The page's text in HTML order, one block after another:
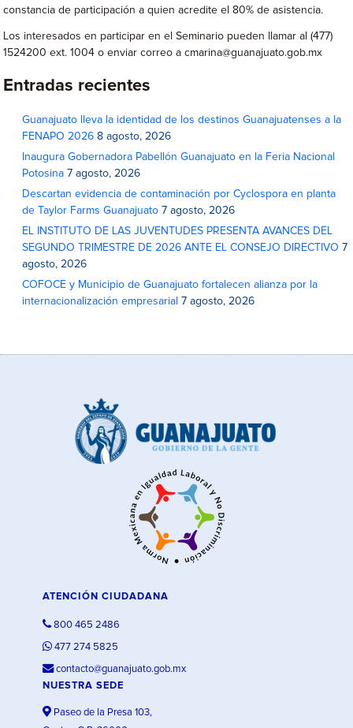
constancia de participación a quien acredite el 80% de asistencia.
Los interesados en participar en el Seminario pueden llamar al (477)
1524200 ext. 1004 o enviar correo a cmarina@guanajuato.gob.mx
Entradas recientes
Guanajuato lleva la identidad de los destinos Guanajuatenses a la
FENAPO 2026 8 agosto, 2026
Inaugura Gobernadora Pabellón Guanajuato en la Feria Nacional
Potosina 7 agosto, 2026
Descartan evidencia de contaminación por Cyclospora en planta
de Taylor Farms Guanajuato 7 agosto, 2026
EL INSTITUTO DE LAS JUVENTUDES PRESENTA AVANCES DEL
SEGUNDO TRIMESTRE DE 2026 ANTE EL CONSEJO DIRECTIVO 7
agosto, 2026
COFOCE y Municipio de Guanajuato fortalecen alianza por la
internacionalización empresarial 7 agosto, 2026
ATENCIÓN CIUDADANA
800 465 2486
477 274 5825
contacto@guanajuato.gob.mx
NUESTRA SEDE
Paseo de la Presa 103,